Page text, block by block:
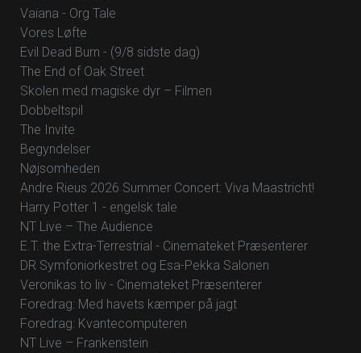
Vaiana - Org Tale
Vores Løfte
Evil Dead Burn - (9/8 sidste dag)
The End of Oak Street
Skolen med magiske dyr – Filmen
Dobbeltspil
The Invite
Begyndelser
Nøjsomheden
Andre Rieus 2026 Summer Concert: Viva Maastricht!
Harry Potter 1 - engelsk tale
NT Live – The Audience
E.T. the Extra-Terrestrial - Cinemateket Præsenterer
DR Symfoniorkestret og Esa-Pekka Salonen
Veronikas to liv - Cinemateket Præsenterer
Foredrag: Med havets kæmper på jagt
Foredrag: Kvantecomputeren
NT Live – Frankenstein